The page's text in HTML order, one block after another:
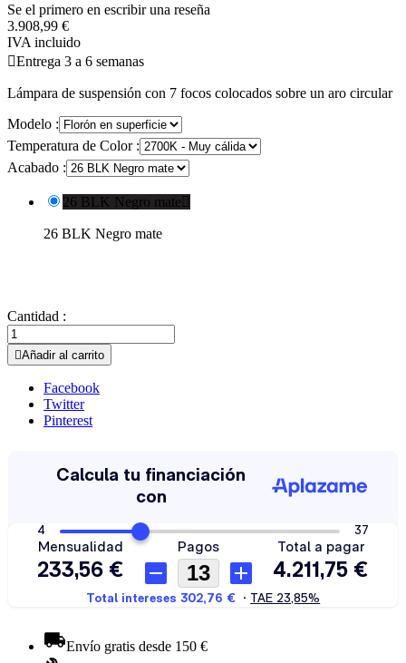
Se el primero en escribir una reseña
3.908,99 €
IVA incluido
Entrega 3 a 6 semanas
Lámpara de suspensión con 7 focos colocados sobre un aro circular
Modelo :
Temperatura de Color :
Acabado :
26 BLK Negro mate 
26 BLK Negro mate
Cantidad :
Añadir al carrito
Facebook
Twitter
Pinterest
Envío gratis desde 150 €